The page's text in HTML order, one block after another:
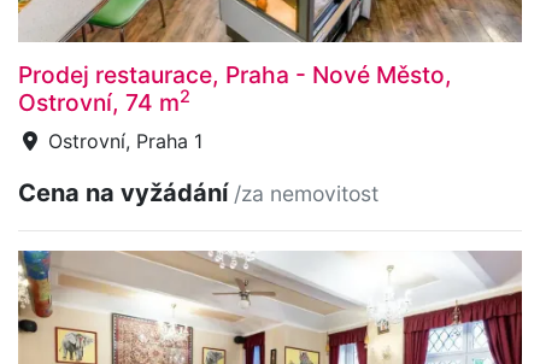
Prodej restaurace, Praha - Nové Město,
Ostrovní, 74 m2
Ostrovní, Praha 1
Cena na vyžádání /za nemovitost